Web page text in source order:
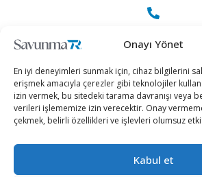
Onayı Yönet
En iyi deneyimleri sunmak için, cihaz bilgilerini
erişmek amacıyla çerezler gibi teknolojiler
izin vermek, bu sitedeki tarama davranışı veya
verileri işlememize izin verecektir. Onay
çekmek, belirli özellikleri ve işlevleri olumsuz
Kabul et
+90 530 308 17 96
2026 © Savunma TR. Tüm Hakları Saklıdır.